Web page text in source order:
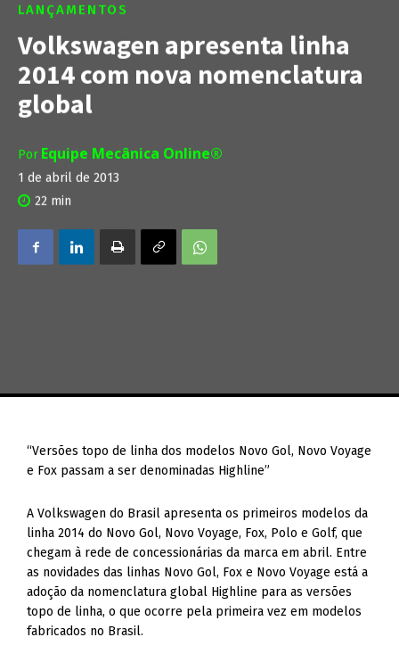
LANÇAMENTOS
Volkswagen apresenta linha
2014 com nova nomenclatura
global
Por Equipe Mecânica Online®
1 de abril de 2013
22 min
“Versões topo de linha dos modelos Novo Gol, Novo Voyage
e Fox passam a ser denominadas Highline”
A Volkswagen do Brasil apresenta os primeiros modelos da
linha 2014 do Novo Gol, Novo Voyage, Fox, Polo e Golf, que
chegam à rede de concessionárias da marca em abril. Entre
as novidades das linhas Novo Gol, Fox e Novo Voyage está a
adoção da nomenclatura global Highline para as versões
topo de linha, o que ocorre pela primeira vez em modelos
fabricados no Brasil.